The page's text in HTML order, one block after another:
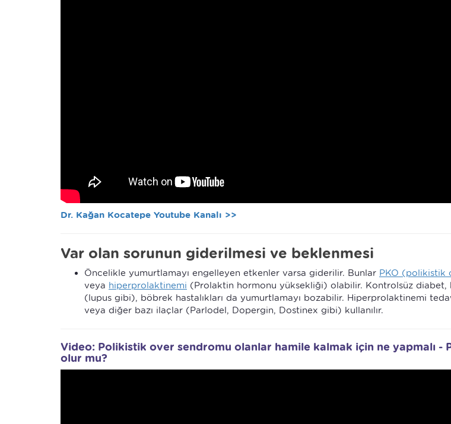
Dr. Kağan Kocatepe Youtube Kanalı >>
Var olan sorunun giderilmesi ve beklenmesi
Öncelikle yumurtlamayı engelleyen etkenler varsa giderilir. Bunlar PKO (polikistik
veya hiperprolaktinemi (Prolaktin hormonu yüksekliği) olabilir. Kontrolsüz diabet,
(lupus gibi), böbrek hastalıkları da yumurtlamayı bozabilir. Hiperprolaktinemi
veya diğer bazı ilaçlar (Parlodel, Dopergin, Dostinex gibi) kullanılır.
Video: Polikistik over sendromu olanlar hamile kalmak için ne yapmalı -
olur mu?